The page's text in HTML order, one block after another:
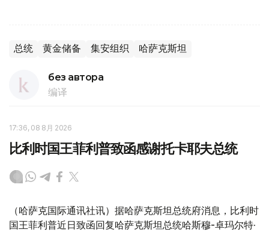
总统 黄金储备 集安组织 哈萨克斯坦
без автора
编译
17:36, 08 8月 2026
比利时国王菲利普致函感谢托卡耶夫总统
（哈萨克国际通讯社讯）据哈萨克斯坦总统府消息，比利时
国王菲利普近日致函回复哈萨克斯坦总统哈斯穆-卓玛尔特·